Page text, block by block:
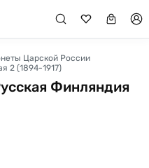
Царской России
2 (1894-1917)
Финляндия